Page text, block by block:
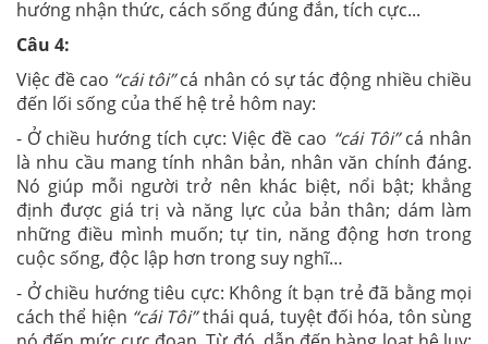
hướng nhận thức, cách sống đúng đắn, tích cực...
Câu 4:
Việc đề cao “cái tôi”cá nhân có sự tác động nhiều chiều
đến lối sống của thế hệ trẻ hôm nay:
- Ở chiều hướng tích cực: Việc đề cao “cái Tôi”cá nhân
là nhu cầu mang tính nhân bản, nhân văn chính đáng.
Nó giúp mỗi người trở nên khác biệt, nổi bật; khẳng
định được giá trị và năng lực của bản thân; dám làm
những điều mình muốn; tự tin, năng động hơn trong
cuộc sống, độc lập hơn trong suy nghĩ…
- Ở chiều hướng tiêu cực: Không ít bạn trẻ đã bằng mọi
cách thể hiện “cái Tôi”thái quá, tuyệt đối hóa, tôn sùng